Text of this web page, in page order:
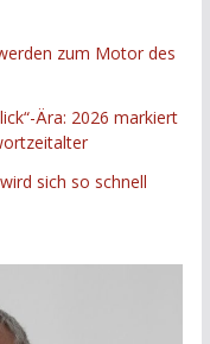
zum Motor des
Ära: 2026 markiert
sich so schnell